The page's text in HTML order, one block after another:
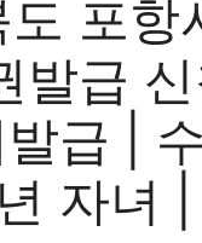
포항
발급
급 |
자녀